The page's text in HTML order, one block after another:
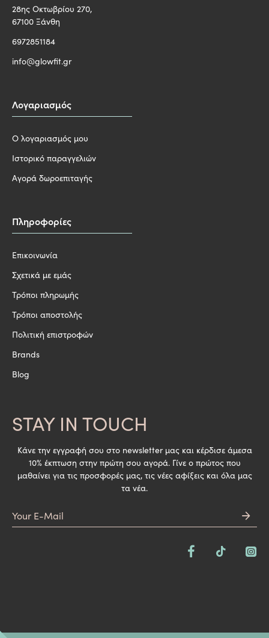
28ης Οκτωβρίου 270,
67100 Ξάνθη
6972851184
info@glowfit.gr
Λογαριασμός
Ο λογαριασμός μου
Ιστορικό παραγγελιών
Αγορά δωροεπιταγής
Πληροφορίες
Επικοινωνία
Σχετικά με εμάς
Τρόποι πληρωμής
Τρόποι αποστολής
Πολιτική επιστροφών
Brands
Blog
STAY IN TOUCH
Κάνε την εγγραφή σου στο newsletter μας και κέρδισε άμεσα
10% έκπτωση στην πρώτη σου αγορά. Γίνε ο πρώτος που
μαθαίνει για τις προσφορές μας, τις νέες αφίξεις και όλα μας
τα νέα.